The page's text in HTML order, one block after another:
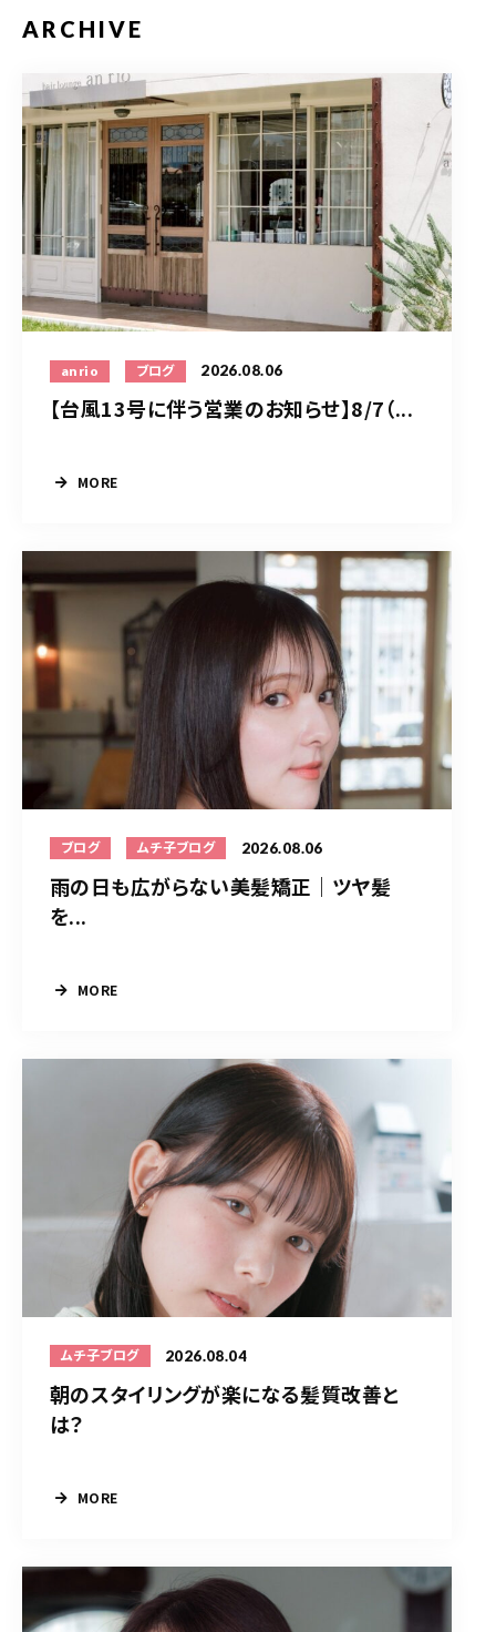
ARCHIVE
anrio ブログ 2026.08.06
【台風13号に伴う営業のお知らせ】8/7（...
MORE
ブログ ムチ子ブログ 2026.08.06
雨の日も広がらない美髪矯正｜ツヤ髪
を...
MORE
ムチ子ブログ 2026.08.04
朝のスタイリングが楽になる髪質改善と
は？
MORE